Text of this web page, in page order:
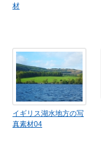
材
イギリス湖水地方の写
真素材04